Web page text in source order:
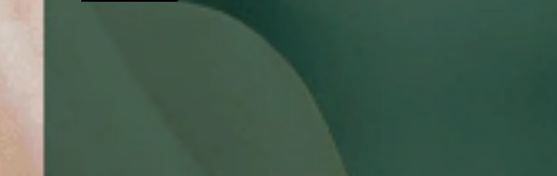
多国籍企業のコール
センター業務の変革